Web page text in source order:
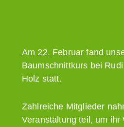
Am 22. Februar fand
Baumschnittkurs bei
Holz statt.
Zahlreiche Mitglieder
Veranstaltung teil, um ihr